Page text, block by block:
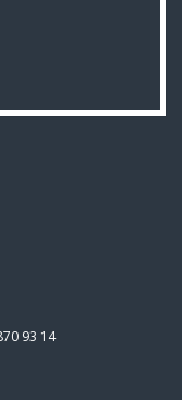
93 14